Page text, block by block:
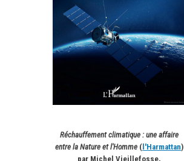
Réchauffement climatique : une affaire
entre la Nature et l'Homme (l'Harmattan)
par Michel Vieillefosse,